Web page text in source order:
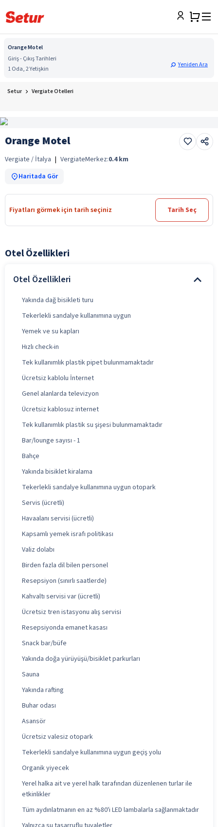
Orange Motel
Giriş - Çıkış Tarihleri
1 Oda, 2 Yetişkin
Yeniden Ara
Setur Vergiate Otelleri
Orange Motel
Vergiate / İtalya | VergiateMerkez:0.4 km
Haritada Gör
Fiyatları görmek için tarih seçiniz Tarih Seç
Otel Özellikleri
Otel Özellikleri
Yakında dağ bisikleti turu
Tekerlekli sandalye kullanımına uygun
Yemek ve su kapları
Hızlı check-in
Tek kullanımlık plastik pipet bulunmamaktadır
Ücretsiz kablolu İnternet
Genel alanlarda televizyon
Ücretsiz kablosuz internet
Tek kullanımlık plastik su şişesi bulunmamaktadır
Bar/lounge sayısı - 1
Bahçe
Yakında bisiklet kiralama
Tekerlekli sandalye kullanımına uygun otopark
Servis (ücretli)
Havaalanı servisi (ücretli)
Kapsamlı yemek israfı politikası
Valiz dolabı
Birden fazla dil bilen personel
Resepsiyon (sınırlı saatlerde)
Kahvaltı servisi var (ücretli)
Ücretsiz tren istasyonu alış servisi
Resepsiyonda emanet kasası
Snack bar/büfe
Yakında doğa yürüyüşü/bisiklet parkurları
Sauna
Yakında rafting
Buhar odası
Asansör
Ücretsiz valesiz otopark
Tekerlekli sandalye kullanımına uygun geçiş yolu
Organik yiyecek
Yerel halka ait ve yerel halk tarafından düzenlenen turlar ile
etkinlikler
Tüm aydınlatmanın en az %80'i LED lambalarla sağlanmaktadır